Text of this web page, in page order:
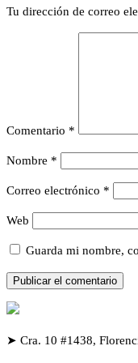
Tu dirección de correo
Comentario *
Nombre *
Correo electrónico *
Web
Guarda mi nombre,
➤ Cra. 10 #1438,